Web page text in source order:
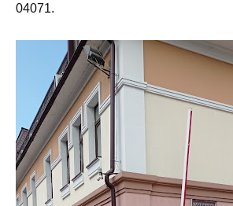
04071.